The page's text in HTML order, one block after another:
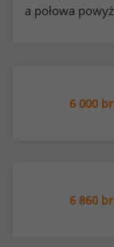
a połowa
6 000
6 860